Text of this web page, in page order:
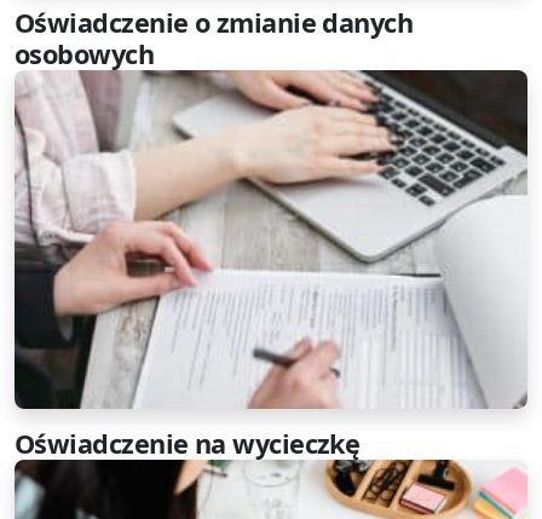
Oświadczenie o zmianie danych
osobowych
Oświadczenie na wycieczkę